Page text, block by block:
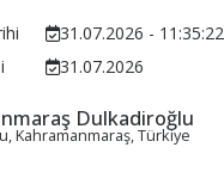
31.07.2026 - 11:35:22
31.07.2026
Dulkadiroğlu
Kahramanmaraş, Türkiye
Firma Çalışanları
1.0